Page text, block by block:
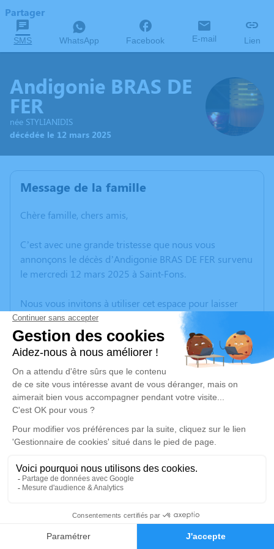
Faire-part Hommages
Partager
SMS WhatsApp Facebook E-mail Lien
Andigonie BRAS DE
FER
née STYLIANIDIS
décédée le 12 mars 2025
Message de la famille
Chère famille, chers amis,
C’est avec une grande tristesse que nous vous
annonçons le décès d’Andigonie BRAS DE FER survenu
le mercredi 12 mars 2025 à Saint-Fons.
Nous vous invitons à utiliser cet espace pour laisser
vos condoléances, partager des photos souvenirs, une
anecdote ou exprimer vos pensées à travers des
poèmes ou des textes. Cet endroit est un lieu
d'expression dédié à honorer la mémoire d’Andigonie
BRAS DE FER.
Un service de plantation d’arbre hommage est
disponible ici
Cérémonie
Eglise ORTHODOXE Rue du reveil
38230 Charvieu Chavagneux